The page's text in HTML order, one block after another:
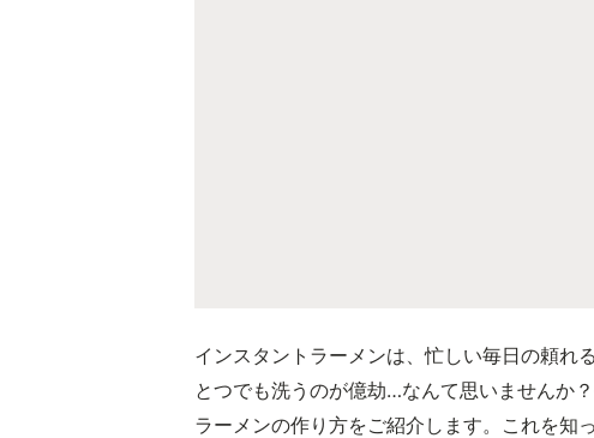
インスタントラーメンは、忙しい毎日の頼れ
とつでも洗うのが億劫…なんて思いませんか
ラーメンの作り方をご紹介します。これを知